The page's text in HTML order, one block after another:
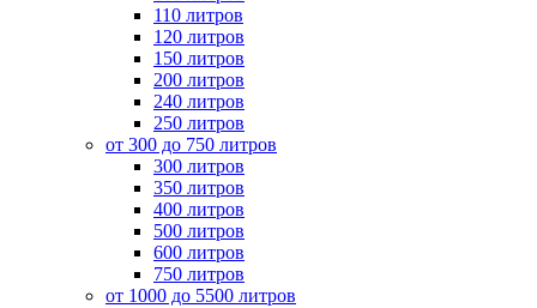
110 литров
120 литров
150 литров
200 литров
240 литров
250 литров
от 300 до 750 литров
300 литров
350 литров
400 литров
500 литров
600 литров
750 литров
от 1000 до 5500 литров